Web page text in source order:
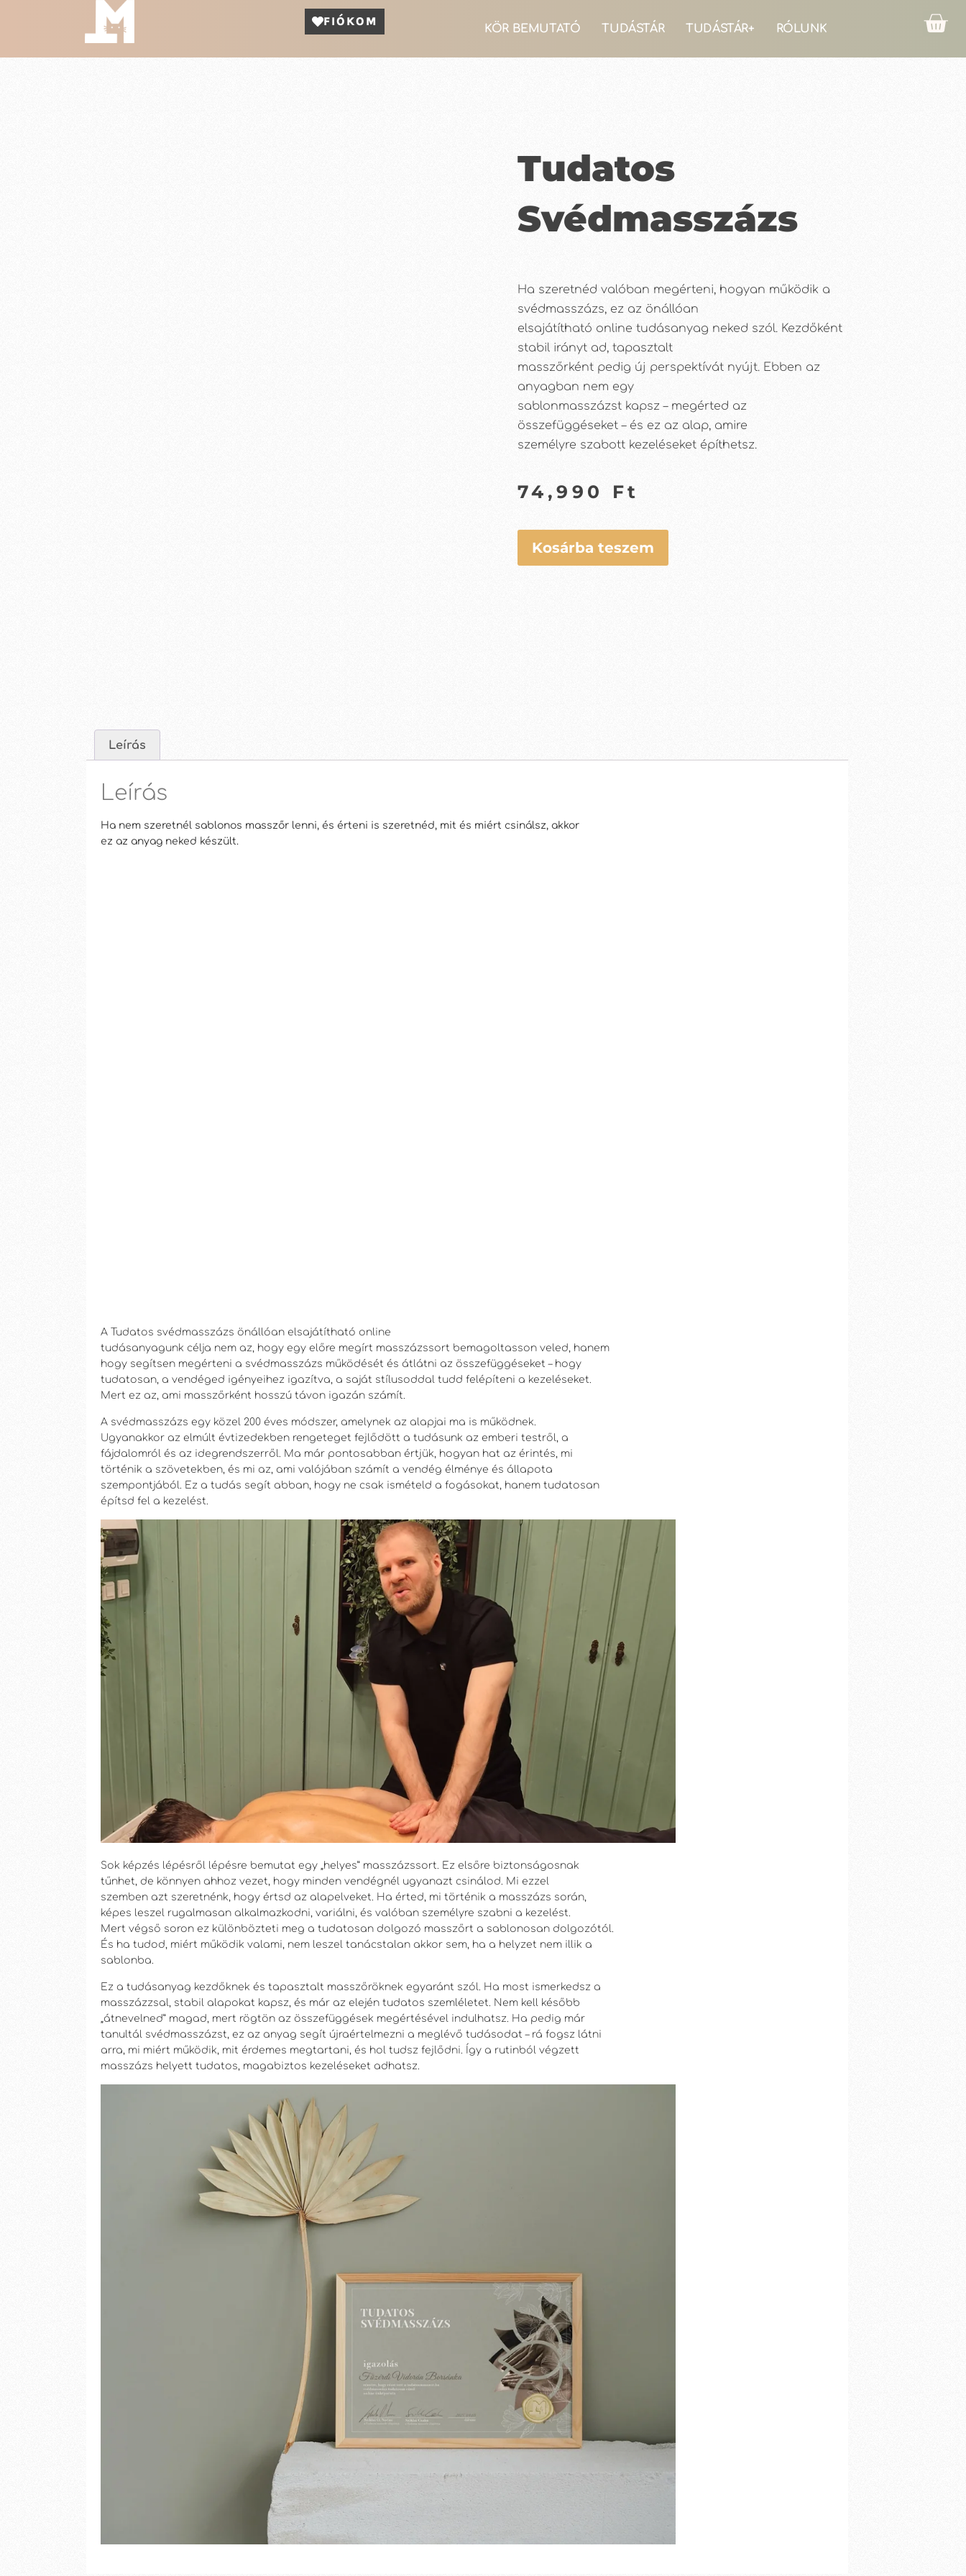
FIÓKOM
KÖR BEMUTATÓ TUDÁSTÁR TUDÁSTÁR+ RÓLUNK
Tudatos
Svédmasszázs
Ha szeretnéd valóban megérteni, hogyan működik a
svédmasszázs, ez az önállóan
elsajátítható online tudásanyag neked szól. Kezdőként
stabil irányt ad, tapasztalt
masszőrként pedig új perspektívát nyújt. Ebben az
anyagban nem egy
sablonmasszázst kapsz – megérted az
összefüggéseket – és ez az alap, amire
személyre szabott kezeléseket építhetsz.
74,990 Ft
Kosárba teszem
Leírás
Leírás
Ha nem szeretnél sablonos masszőr lenni, és érteni is szeretnéd, mit és miért csinálsz, akkor
ez az anyag neked készült.
A Tudatos svédmasszázs önállóan elsajátítható online
tudásanyagunk célja nem az, hogy egy előre megírt masszázssort bemagoltasson veled, hanem
hogy segítsen megérteni a svédmasszázs működését és átlátni az összefüggéseket – hogy
tudatosan, a vendéged igényeihez igazítva, a saját stílusoddal tudd felépíteni a kezeléseket.
Mert ez az, ami masszőrként hosszú távon igazán számít.
A svédmasszázs egy közel 200 éves módszer, amelynek az alapjai ma is működnek.
Ugyanakkor az elmúlt évtizedekben rengeteget fejlődött a tudásunk az emberi testről, a
fájdalomról és az idegrendszerről. Ma már pontosabban értjük, hogyan hat az érintés, mi
történik a szövetekben, és mi az, ami valójában számít a vendég élménye és állapota
szempontjából. Ez a tudás segít abban, hogy ne csak ismételd a fogásokat, hanem tudatosan
építsd fel a kezelést.
Sok képzés lépésről lépésre bemutat egy „helyes” masszázssort. Ez elsőre biztonságosnak
tűnhet, de könnyen ahhoz vezet, hogy minden vendégnél ugyanazt csinálod. Mi ezzel
szemben azt szeretnénk, hogy értsd az alapelveket. Ha érted, mi történik a masszázs során,
képes leszel rugalmasan alkalmazkodni, variálni, és valóban személyre szabni a kezelést.
Mert végső soron ez különbözteti meg a tudatosan dolgozó masszőrt a sablonosan dolgozótól.
És ha tudod, miért működik valami, nem leszel tanácstalan akkor sem, ha a helyzet nem illik a
sablonba.
Ez a tudásanyag kezdőknek és tapasztalt masszőröknek egyaránt szól. Ha most ismerkedsz a
masszázzsal, stabil alapokat kapsz, és már az elején tudatos szemléletet. Nem kell később
„átnevelned” magad, mert rögtön az összefüggések megértésével indulhatsz. Ha pedig már
tanultál svédmasszázst, ez az anyag segít újraértelmezni a meglévő tudásodat – rá fogsz látni
arra, mi miért működik, mit érdemes megtartani, és hol tudsz fejlődni. Így a rutinból végzett
masszázs helyett tudatos, magabiztos kezeléseket adhatsz.